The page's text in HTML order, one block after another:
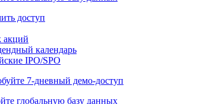
7-дневный
глобальную базу данных
доступ
акций
календарь
IPO/SPO